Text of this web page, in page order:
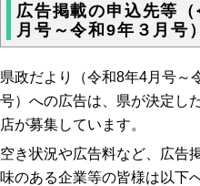
広告掲載の申込先等（
月号～令和9年３月号）
県政だより（令和8年4月号～
号）への広告は、県が決定し
店が募集しています。
空き状況や広告料など、広告
味のある企業等の皆様は以下